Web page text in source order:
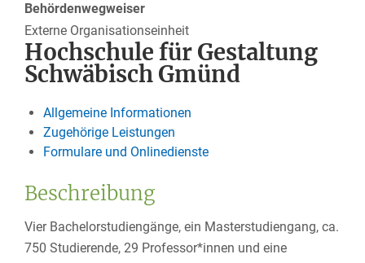
Behördenwegweiser
Externe Organisationseinheit
Hochschule für Gestaltung
Schwäbisch Gmünd
Allgemeine Informationen
Zugehörige Leistungen
Formulare und Onlinedienste
Beschreibung
Vier Bachelorstudiengänge, ein Masterstudiengang, ca.
750 Studierende, 29 Professor*innen und eine